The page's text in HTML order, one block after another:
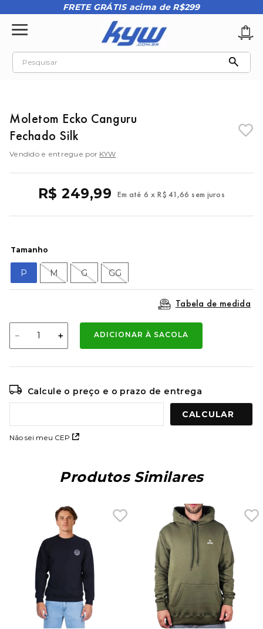
FRETE GRÁTIS acima de R$299
Pesquisar
Moletom Ecko Canguru
Fechado Silk
Vendido e entregue por KYW
R$ 249,99 Em até 6 x R$ 41 ,66 sem juros
Tamanho
P M G GG
Tabela de medida
＋
－ ADICIONAR À SACOLA
Calcule o preço e o prazo de entrega
Não sei meu CEP
Produtos Similares
2º oakley
kenner
8º regata
9º mochila oakley